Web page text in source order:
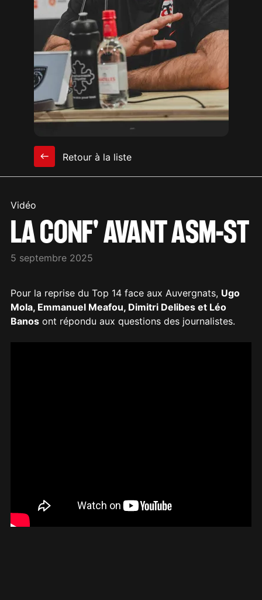
Retour à la liste
Vidéo
LA CONF' AVANT ASM-ST
5 septembre 2025
Pour la reprise du Top 14 face aux Auvergnats, Ugo
Mola, Emmanuel Meafou, Dimitri Delibes et Léo
Banosont répondu aux questions des journalistes.